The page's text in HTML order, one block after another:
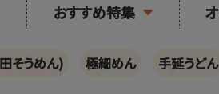
おすすめ特集
そうめん) 極細めん 手延うどん